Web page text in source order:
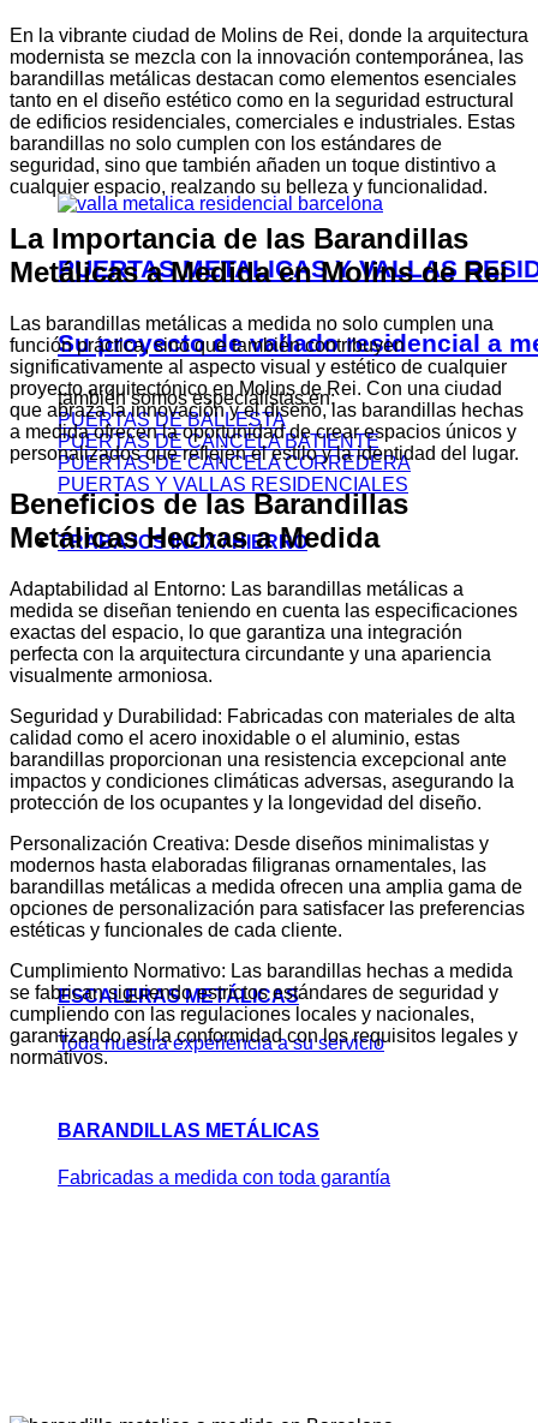
PUERTAS METALICAS Y VALLAS
Su proyecto de vallado residencial a
también somos especialistas en:
PUERTAS DE BALLESTA
PUERTAS DE CANCELA BATIENTE
PUERTAS DE CANCELA CORREDERA
PUERTAS Y VALLAS RESIDENCIALES
TRABAJOS INOX / HIERRO
ESCALERAS METÁLICAS
Toda nuestra experiencia a su servicio
BARANDILLAS METÁLICAS
Fabricadas a medida con toda garantía
En la vibrante ciudad de Molins de Rei, donde la arquitectura
modernista se mezcla con la innovación contemporánea, las
barandillas metálicas destacan como elementos esenciales
tanto en el diseño estético como en la seguridad estructural
de edificios residenciales, comerciales e industriales. Estas
barandillas no solo cumplen con los estándares de
seguridad, sino que también añaden un toque distintivo a
cualquier espacio, realzando su belleza y funcionalidad.
La Importancia de las Barandillas
Metálicas a Medida en Molins de Rei
Las barandillas metálicas a medida no solo cumplen una
función práctica, sino que también contribuyen
significativamente al aspecto visual y estético de cualquier
proyecto arquitectónico en Molins de Rei. Con una ciudad
que abraza la innovación y el diseño, las barandillas hechas
a medida ofrecen la oportunidad de crear espacios únicos y
personalizados que reflejen el estilo y la identidad del lugar.
Beneficios de las Barandillas
Metálicas Hechas a Medida
Adaptabilidad al Entorno: Las barandillas metálicas a
medida se diseñan teniendo en cuenta las especificaciones
exactas del espacio, lo que garantiza una integración
perfecta con la arquitectura circundante y una apariencia
visualmente armoniosa.
Seguridad y Durabilidad: Fabricadas con materiales de alta
calidad como el acero inoxidable o el aluminio, estas
barandillas proporcionan una resistencia excepcional ante
impactos y condiciones climáticas adversas, asegurando la
protección de los ocupantes y la longevidad del diseño.
Personalización Creativa: Desde diseños minimalistas y
modernos hasta elaboradas filigranas ornamentales, las
barandillas metálicas a medida ofrecen una amplia gama de
opciones de personalización para satisfacer las preferencias
estéticas y funcionales de cada cliente.
Cumplimiento Normativo: Las barandillas hechas a medida
se fabrican siguiendo estrictos estándares de seguridad y
cumpliendo con las regulaciones locales y nacionales,
garantizando así la conformidad con los requisitos legales y
normativos.